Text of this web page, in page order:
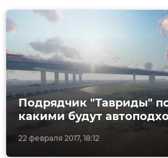
22 февраля 2017, 18:12
Подрядчик "Тавриды"
какими будут